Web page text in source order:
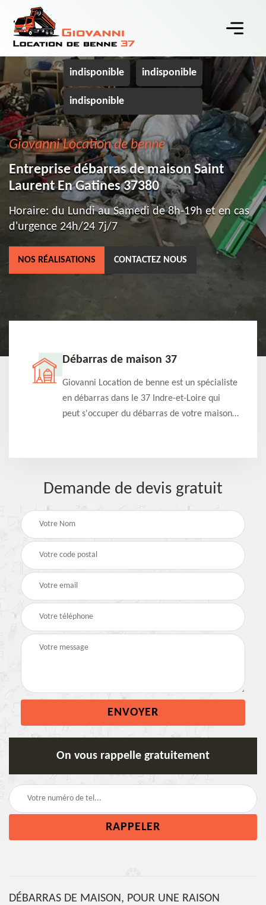
indisponible indisponible
indisponible
Giovanni Location de benne
Entreprise débarras de maison Saint
Laurent En Gatines 37380
Horaire: du Lundi au Samedi de 8h-19h et en cas
d'urgence 24h/24 7j/7
NOS RÉALISATIONS CONTACTEZ NOUS
Débarras de maison 37
Giovanni Location de benne est un spécialiste
en débarras dans le 37 Indre-et-Loire qui
peut s'occuper du débarras de votre maison
Demande de devis gratuit
On vous rappelle gratuitement
DÉBARRAS DE MAISON, POUR UNE RAISON